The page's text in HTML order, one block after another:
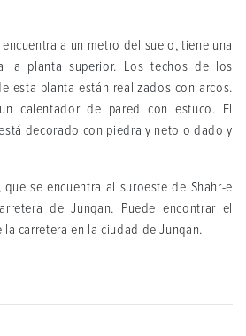
a un metro del suelo, tiene una
la planta superior. Los techos de los
esta planta están realizados con arcos.
calentador de pared con estuco. El
decorado con piedra y neto o dado y
se encuentra al suroeste de Shahr-e
de Junqan. Puede encontrar el
carretera en la ciudad de Junqan.